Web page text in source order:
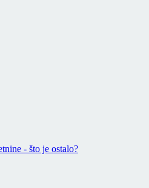
- što je ostalo?